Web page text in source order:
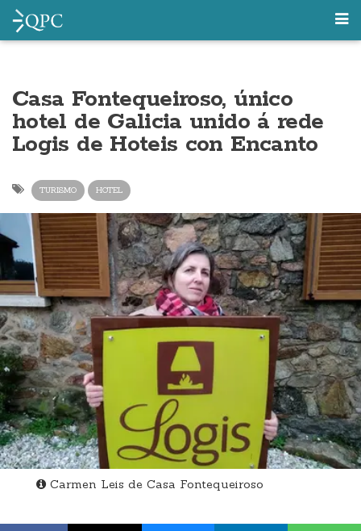
Casa Fontequeiroso, único
hotel de Galicia unido á rede
Logis de Hoteis con Encanto
TURISMO HOTEL
Carmen Leis de Casa Fontequeiroso